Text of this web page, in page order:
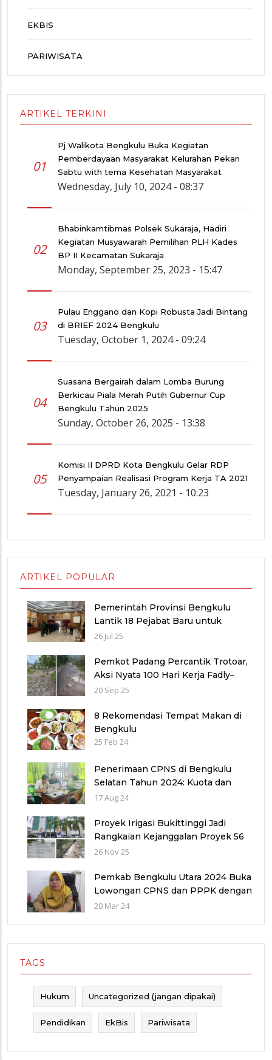
EKBIS
PARIWISATA
ARTIKEL TERKINI
01
Pj Walikota Bengkulu Buka Kegiatan
Pemberdayaan Masyarakat Kelurahan Pekan
Sabtu with tema Kesehatan Masyarakat
Wednesday, July 10, 2024 - 08:37
02
Bhabinkamtibmas Polsek Sukaraja, Hadiri
Kegiatan Musyawarah Pemilihan PLH Kades
BP II Kecamatan Sukaraja
Monday, September 25, 2023 - 15:47
03
Pulau Enggano dan Kopi Robusta Jadi Bintang
di BRIEF 2024 Bengkulu
Tuesday, October 1, 2024 - 09:24
04
Suasana Bergairah dalam Lomba Burung
Berkicau Piala Merah Putih Gubernur Cup
Bengkulu Tahun 2025
Sunday, October 26, 2025 - 13:38
05
Komisi II DPRD Kota Bengkulu Gelar RDP
Penyampaian Realisasi Program Kerja TA 2021
Tuesday, January 26, 2021 - 10:23
ARTIKEL POPULAR
Pemerintah Provinsi Bengkulu
Lantik 18 Pejabat Baru untuk
Penyegaran Birokrasi dan
26 Jul 25
Pemkot Padang Percantik Trotoar,
Aksi Nyata 100 Hari Kerja Fadly–
Maigus Dan Sisakan Jalan 1000
20 Sep 25
8 Rekomendasi Tempat Makan di
Bengkulu
25 Feb 24
Penerimaan CPNS di Bengkulu
Selatan Tahun 2024: Kuota dan
Jadwal Pendaftaran
17 Aug 24
Proyek Irigasi Bukittinggi Jadi
Rangkaian Kejanggalan Proyek 56
Miliar di Bawah Wilayah Balai
(WBS)
26 Nov 25
Pemkab Bengkulu Utara 2024 Buka
Lowongan CPNS dan PPPK dengan
Jumlah Formasi yang Menurun
20 Mar 24
TAGS
Hukum Uncategorized (jangan dipakai)
Pendidikan EkBis Pariwisata